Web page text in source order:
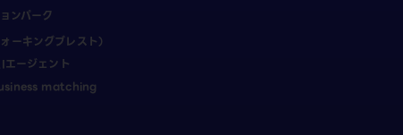
ンパーク
ーキングブレスト）
ージェント
matching